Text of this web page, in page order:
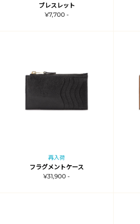
ブレスレット
¥7,700 -
再入荷
フラグメントケース
¥31,900 -